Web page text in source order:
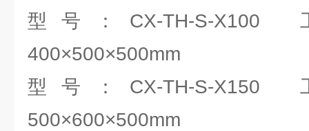
型号：CX-TH-S-
400×500×500mm
型号：CX-TH-S-
500×600×500mm